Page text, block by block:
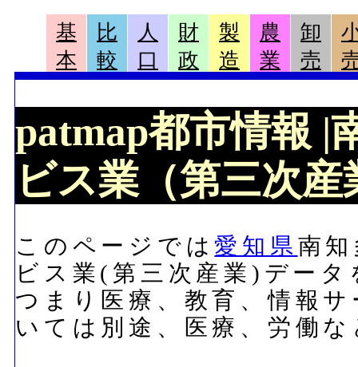
基
本
比
較
人
口
財
政
製
造
農
業
卸
売
patmap都市情報 |
ビス業（第三次産
このページでは 愛知県 南
ビス業(第三次産業)デー
つまり医療、教育、情報
いては別途、医療、労働